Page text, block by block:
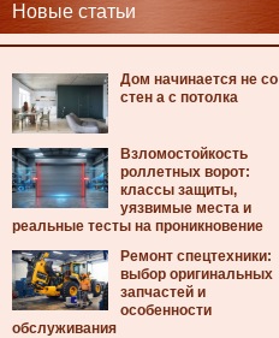
Новые статьи
Дом начинается не со
стен а с потолка
Взломостойкость
роллетных ворот:
классы защиты,
уязвимые места и
реальные тесты на проникновение
Ремонт спецтехники:
выбор оригинальных
запчастей и
особенности
обслуживания